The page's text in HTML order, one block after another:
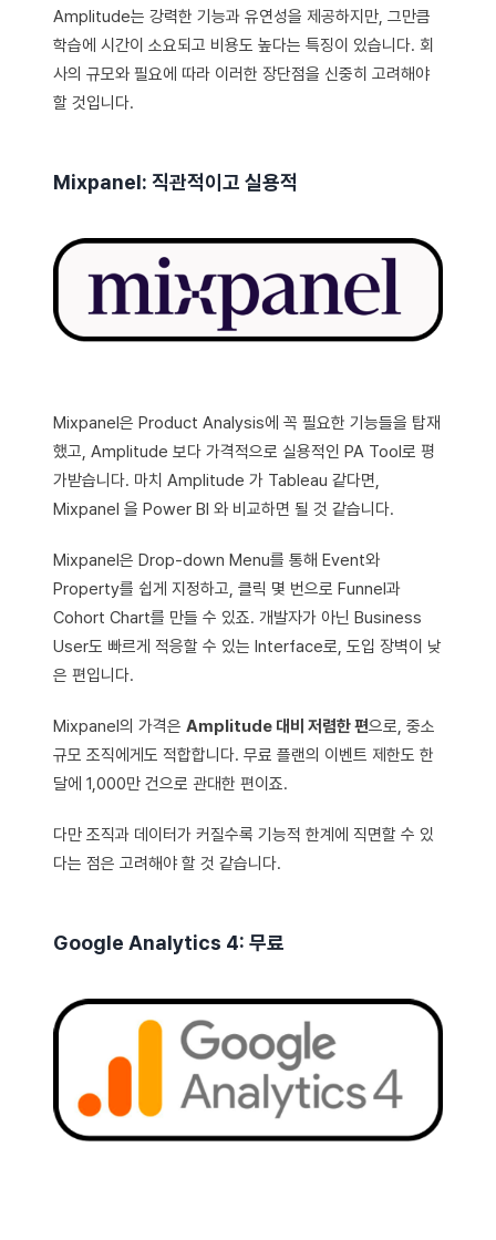
Amplitude는 강력한 기능과 유연성을 제공하지만, 그만큼
학습에 시간이 소요되고 비용도 높다는 특징이 있습니다. 회
사의 규모와 필요에 따라 이러한 장단점을 신중히 고려해야
할 것입니다.
Mixpanel: 직관적이고 실용적
Mixpanel은 Product Analysis에 꼭 필요한 기능들을 탑재
했고, Amplitude 보다 가격적으로 실용적인 PA Tool로 평
가받습니다. 마치 Amplitude 가 Tableau 같다면,
Mixpanel 을 Power BI 와 비교하면 될 것 같습니다.
Mixpanel은 Drop-down Menu를 통해 Event와
Property를 쉽게 지정하고, 클릭 몇 번으로 Funnel과
Cohort Chart를 만들 수 있죠. 개발자가 아닌 Business
User도 빠르게 적응할 수 있는 Interface로, 도입 장벽이 낮
은 편입니다.
Mixpanel의 가격은 Amplitude 대비 저렴한 편으로, 중소
규모 조직에게도 적합합니다. 무료 플랜의 이벤트 제한도 한
달에 1,000만 건으로 관대한 편이죠.
다만 조직과 데이터가 커질수록 기능적 한계에 직면할 수 있
다는 점은 고려해야 할 것 같습니다.
Google Analytics 4: 무료